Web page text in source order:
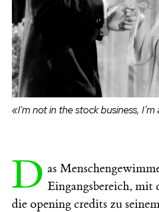
«I'm not in the stock business, I’m
D as
Eingangsbereich, mit
die opening credits zu